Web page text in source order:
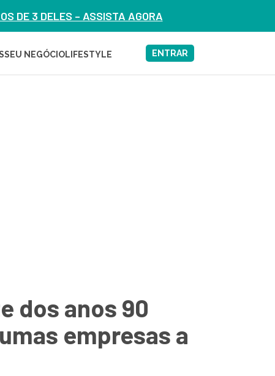
DE 3 DELES – ASSISTA AGORA
SEU NEGÓCIOLIFESTYLE ENTRAR
dos anos 90
empresas a